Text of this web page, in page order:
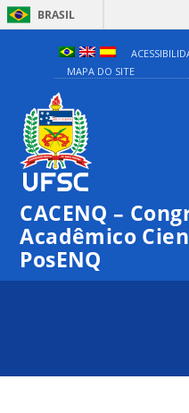
BRASIL
MAPA DO SITE
CACENQ –
Acadêmico
PosENQ